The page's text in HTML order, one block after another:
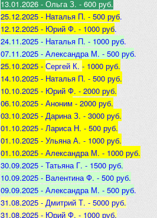
13.01.2026 - ОльгаЗ. - 600 руб.
25.12.2025 - Наталья П. - 500 руб.
12.12.2025 - Юрий Ф. - 1000 руб.
24.11.2025 - Наталья П. - 1000 руб.
07.11.2025 - Александра М. - 500 руб.
25.10.2025 - Сергей К. - 1000 руб.
14.10.2025 - Наталья П. - 500 руб.
10.10.2025 - Юрий Ф. - 2000 руб.
06.10.2025 - Аноним - 2000 руб.
03.10.2025 - Дарина З. - 3000 руб.
01.10.2025 - Лариса Н. - 500 руб.
01.10.2025 - Ульяна А. - 1000 руб.
01.10.2025 - Александра М. - 1000 руб.
30.09.2025 - Татьяна Г. - 1500 руб.
10.09.2025 - Валентина Ф. - 500 руб.
09.09.2025 - Александра М. - 500 руб.
31.08.2025 - Дмитрий Т. - 5000 руб.
31.08.2025 - Юрий Ф. - 1000 руб.